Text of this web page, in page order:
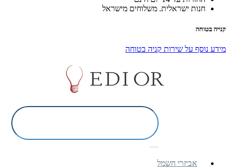
חנות ישראלית. משלוחים מישראל
קנייה בטוחה
מידע נוסף על שירות קניה בטוחה
אביזרי חשמל